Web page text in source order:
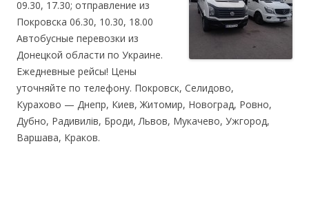
09.30, 17.30; отправление из
Покровска 06.30, 10.30, 18.00
Автобусные перевозки из
Донецкой области по Украине.
Ежедневные рейсы! Цены
уточняйте по телефону. Покровск, Селидово,
Курахово — Днепр, Киев, Житомир, Новоград, Ровно,
Дубно, Радивилів, Броди, Львов, Мукачево, Ужгород,
Варшава, Краков.